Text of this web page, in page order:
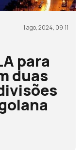
1 ago, 2024, 09:11
para
duas